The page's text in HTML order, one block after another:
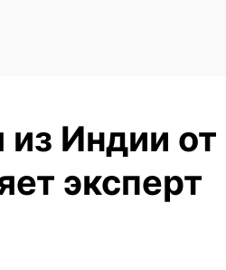
Индии от
эксперт